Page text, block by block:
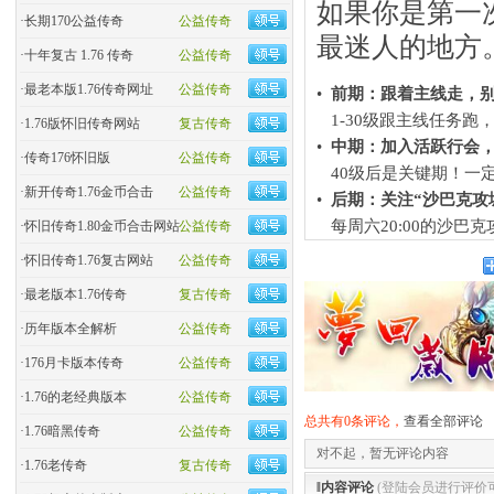
公益传奇
·长期170公益传奇
公益传奇
·十年复古 1.76 传奇
公益传奇
·最老本版1.76传奇网址
复古传奇
·1.76版怀旧传奇网站
公益传奇
·传奇176怀旧版
公益传奇
·新开传奇1.76金币合击
公益传奇
·怀旧传奇1.80金币合击网站
公益传奇
·怀旧传奇1.76复古网站
复古传奇
·最老版本1.76传奇
公益传奇
·历年版本全解析
公益传奇
·176月卡版本传奇
公益传奇
·1.76的老经典版本
公益传奇
·1.76暗黑传奇
复古传奇
·1.76老传奇
如果你是第一
最迷人的地方
• 前期：跟着主线走，
1-30级跟主线任务跑
• 中期：加入活跃行会
40级后是关键期！一
•
后期：关注“沙巴克
每周六20:00的沙巴克
总共有0条评论， 查看全部评论
对不起，暂无评论内容
‖内容评论 (登陆会员进行评价